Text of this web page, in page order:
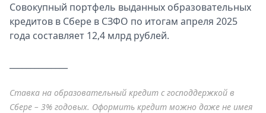
Совокупный портфель выданных образовательных
кредитов в Сбере в СЗФО по итогам апреля 2025
года составляет 12,4 млрд рублей.
Ставка на образовательный кредит с господдержкой в
Сбере – 3% годовых. Оформить кредит можно даже не имея